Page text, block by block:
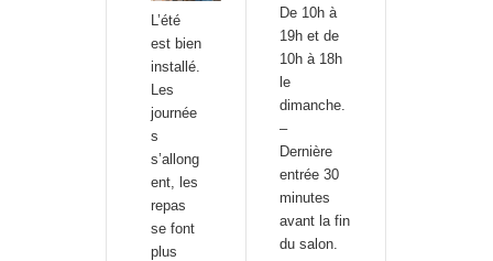
L’été
est bien
installé.
Les
journée
s
s’allong
ent, les
repas
se font
plus
De 10h à
19h et de
10h à 18h
le
dimanche.
–
Dernière
entrée 30
minutes
avant la fin
du salon.